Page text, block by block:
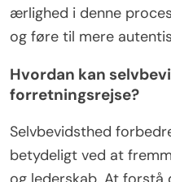
ærlighed i denne
og føre til mere
Hvordan kan
forretningsrejse?
Selvbevidsthed
betydeligt ved at